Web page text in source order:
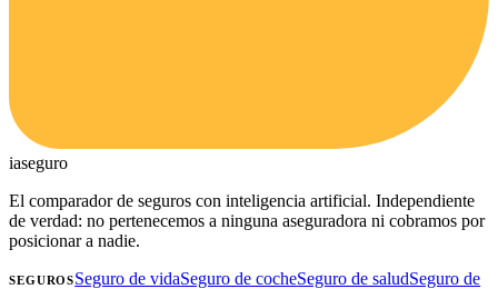
iaseguro
El comparador de seguros con inteligencia artificial. Independiente
de verdad: no pertenecemos a ninguna aseguradora ni cobramos por
posicionar a nadie.
SEGUROSSeguro de vidaSeguro de cocheSeguro de saludSeguro de